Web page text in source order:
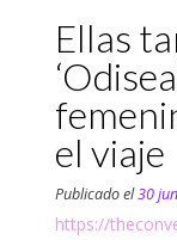
Ellas
el viaje
Publicado el30
https://